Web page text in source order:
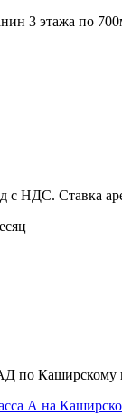
3 этажа по
с НДС. Ставка
по Каширскому
А на